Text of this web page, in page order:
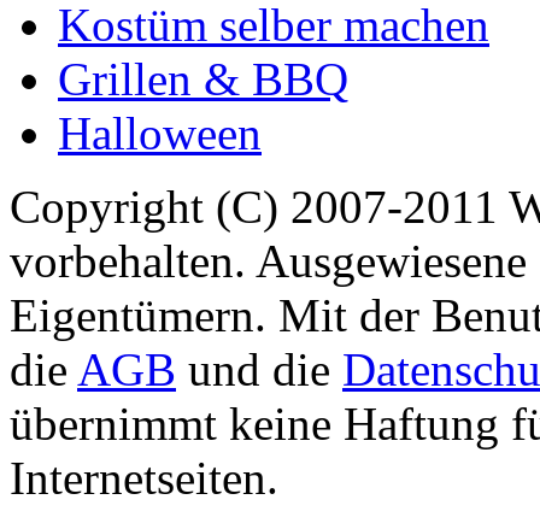
Kostüm selber machen
Grillen & BBQ
Halloween
Copyright (C) 2007-2011
vorbehalten.
Eigentümern. Mit der
die AGB und die
übernimmt keine Haftung
Internetseiten.